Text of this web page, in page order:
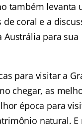
também levanta
coral e a
para sua
para visitar a
chegar, as
época para
natural.